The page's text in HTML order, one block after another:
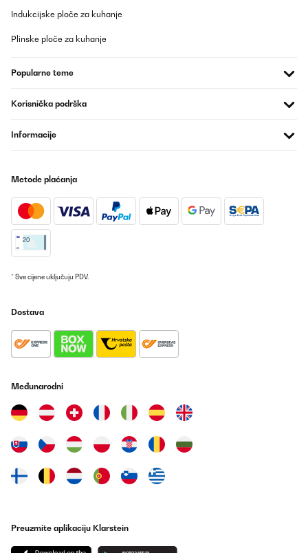
Indukcijske ploče za kuhanje
Plinske ploče za kuhanje
Popularne teme
Korisnička podrška
Informacije
Metode plaćanja
* Sve cijene uključuju PDV.
Dostava
Međunarodni
Preuzmite aplikaciju Klarstein